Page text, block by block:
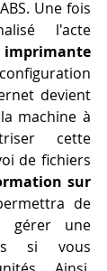
Une fois
l'acte
devient
machine à
cette
de fichiers
sur
de
gérer une
si vous